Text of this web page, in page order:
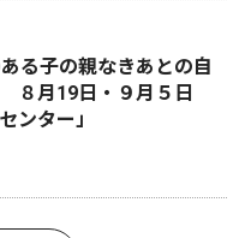
る子の親なきあとの自
８月19日・９月５日
ンター」